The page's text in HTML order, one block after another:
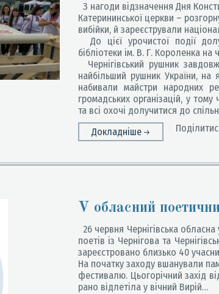
З нагоди відзначення Дня
Катерининської церкви –
вибійки, й зареєстрували
До цієї урочистої події
бібліотеки ім. В. Г. Короленка
Чернігівський рушник
найбільший рушник України, на
набивали майстри народних
громадських організацій, у
та всі охочі долучитися до
Докладніше
V обласний
26 червня Чернігівська
поетів із Чернігова та
зареєстровано близько 40
На початку заходу вшанували
фестивалю. Цьогорічний захід
рано відлетіла у вічний Вирій…